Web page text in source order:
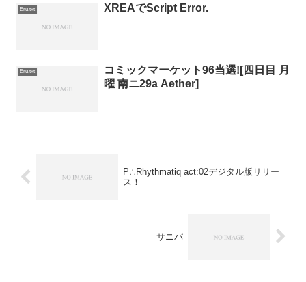
Eru.txt XREAでScript Error.
Eru.txt
コミックマーケット96当選![四日目 月
曜 南ニ29a Aether]
P∴Rhythmatiq act:02デジタル版リリー
ス！
サニパ